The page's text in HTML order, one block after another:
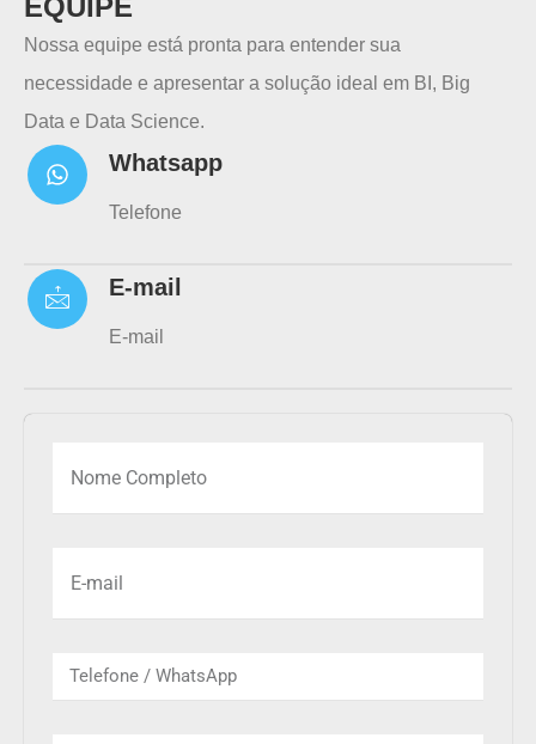
Nossa equipe está pronta para entender sua
necessidade e apresentar a solução ideal em BI, Big
Data e Data Science.
Whatsapp
Telefone
E-mail
E-mail